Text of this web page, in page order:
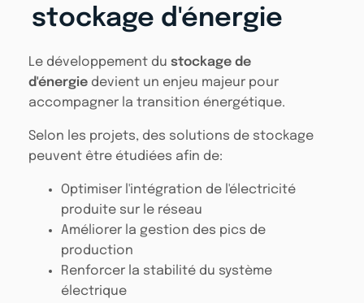
stockage d'énergie
Le développement du stockage de
d'énergie devient un enjeu majeur pour
accompagner la transition énergétique.
Selon les projets, des solutions de stockage
peuvent être étudiées afin de:
Optimiser l'intégration de l'électricité
produite sur le réseau
Améliorer la gestion des pics de
production
Renforcer la stabilité du système
électrique